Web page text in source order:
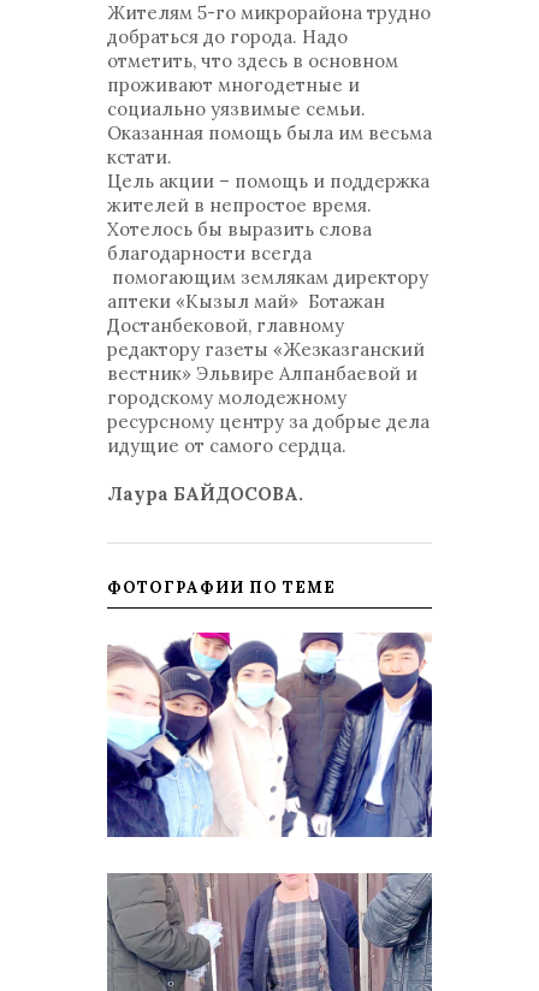
Жителям 5-го микрорайона трудно
добраться до города. Надо
отметить, что здесь в основном
проживают многодетные и
социально уязвимые семьи.
Оказанная помощь была им весьма
кстати.
Цель акции – помощь и поддержка
жителей в непростое время.
Хотелось бы выразить слова
благодарности всегда
помогающим землякам директору
аптеки «Кызыл май» Ботажан
Достанбековой, главному
редактору газеты «Жезказганский
вестник» Эльвире Алпанбаевой и
городскому молодежному
ресурсному центру за добрые дела
идущие от самого сердца.
Лаура БАЙДОСОВА.
ФОТОГРАФИИ ПО ТЕМЕ